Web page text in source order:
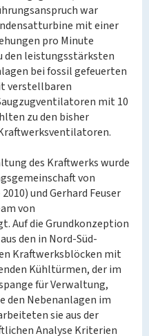
war
mit einer
pro Minute
den leistungsstärksten
bei fossil gefeuerten
verstellbaren
mit 10
zu den bisher
des Kraftwerks wurde
von
und Gerhard Feuser
von
Auf die Grundkonzeption
den in Nord-Süd-
Kraftwerksblöcken mit
Kühltürmen, der im
für Verwaltung,
den Nebenanlagen im
sie aus der
Analyse Kriterien